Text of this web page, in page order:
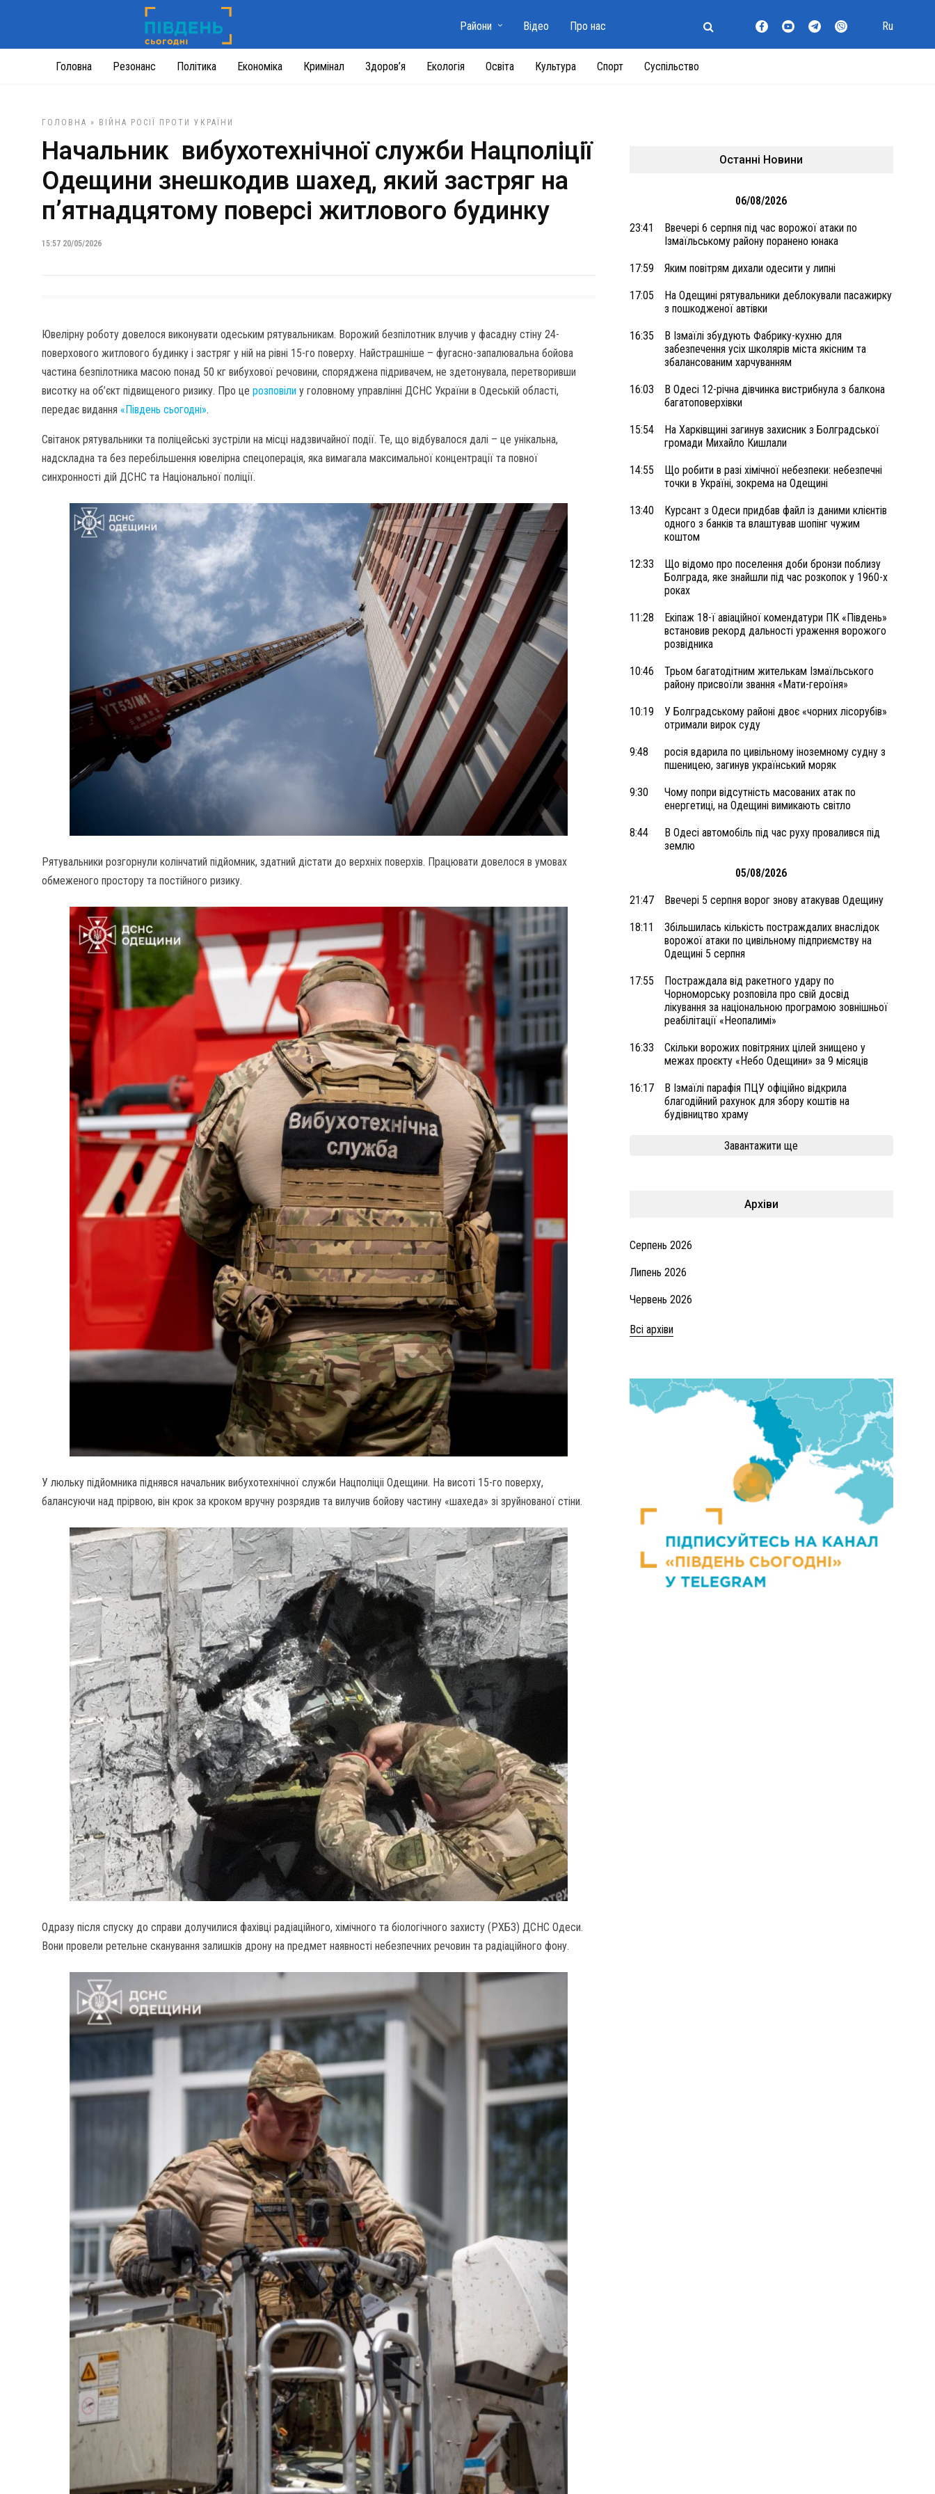
Головна Резонанс Політика Економіка Кримінал Здоров’я Екологія Освіта Культура Спорт Суспільство
Райони Відео Про нас Ru
ГОЛОВНА » ВІЙНА РОСІЇ ПРОТИ УКРАЇНИ
Начальник вибухотехнічної служби Нацполіції
Одещини знешкодив шахед, який застряг на
п’ятнадцятому поверсі житлового будинку
15:57 20/05/2026
Ювелірну роботу довелося виконувати одеським рятувальникам. Ворожий безпілотник влучив у фасадну стіну 24-
поверхового житлового будинку і застряг у ній на рівні 15-го поверху. Найстрашніше – фугасно-запалювальна бойова
частина безпілотника масою понад 50 кг вибухової речовини, споряджена підривачем, не здетонувала, перетворивши
висотку на об’єкт підвищеного ризику. Про це розповіли у головному управлінні ДСНС України в Одеській області,
передає видання «Південь сьогодні».
Світанок рятувальники та поліцейські зустріли на місці надзвичайної події. Те, що відбувалося далі – це унікальна,
надскладна та без перебільшення ювелірна спецоперація, яка вимагала максимальної концентрації та повної
синхронності дій ДСНС та Національної поліції.
Рятувальники розгорнули колінчатий підйомник, здатний дістати до верхніх поверхів. Працювати довелося в умовах
обмеженого простору та постійного ризику.
У люльку підйомника піднявся начальник вибухотехнічної служби Нацполіціі Одещини. На висоті 15-го поверху,
балансуючи над прірвою, він крок за кроком вручну розрядив та вилучив бойову частину «шахеда» зі зруйнованої стіни.
Одразу після спуску до справи долучилися фахівці радіаційного, хімічного та біологічного захисту (РХБЗ) ДСНС Одеси.
Вони провели ретельне сканування залишків дрону на предмет наявності небезпечних речовин та радіаційного фону.
Останні Новини
06/08/2026
23:41
Ввечері 6 серпня під час ворожої атаки по
Ізмаїльському району поранено юнака
17:59 Яким повітрям дихали одесити у липні
17:05
На Одещині рятувальники деблокували пасажирку
з пошкодженої автівки
16:35
В Ізмаїлі збудують Фабрику-кухню для
забезпечення усіх школярів міста якісним та
збалансованим харчуванням
16:03
В Одесі 12-річна дівчинка вистрибнула з балкона
багатоповерхівки
15:54
На Харківщині загинув захисник з Болградської
громади Михайло Кишлали
14:55
Що робити в разі хімічної небезпеки: небезпечні
точки в Україні, зокрема на Одещині
13:40
Курсант з Одеси придбав файл із даними клієнтів
одного з банків та влаштував шопінг чужим
коштом
12:33
Що відомо про поселення доби бронзи поблизу
Болграда, яке знайшли під час розкопок у 1960-х
роках
11:28
Екіпаж 18-ї авіаційної комендатури ПК «Південь»
встановив рекорд дальності ураження ворожого
розвідника
10:46
Трьом багатодітним жителькам Ізмаїльського
району присвоїли звання «Мати-героїня»
10:19
У Болградському районі двоє «чорних лісорубів»
отримали вирок суду
9:48
росія вдарила по цивільному іноземному судну з
пшеницею, загинув український моряк
9:30
Чому попри відсутність масованих атак по
енергетиці, на Одещині вимикають світло
8:44
В Одесі автомобіль під час руху провалився під
землю
05/08/2026
21:47 Ввечері 5 серпня ворог знову атакував Одещину
18:11
Збільшилась кількість постраждалих внаслідок
ворожої атаки по цивільному підприємству на
Одещині 5 серпня
17:55
Постраждала від ракетного удару по
Чорноморську розповіла про свій досвід
лікування за національною програмою зовнішньої
реабілітації «Неопалимі»
16:33
Скільки ворожих повітряних цілей знищено у
межах проєкту «Небо Одещини» за 9 місяців
16:17
В Ізмаїлі парафія ПЦУ офіційно відкрила
благодійний рахунок для збору коштів на
будівництво храму
Завантажити ще
Архіви
Серпень 2026
Липень 2026
Червень 2026
Всі архіви